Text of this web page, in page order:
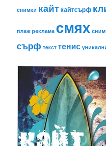
снимки кайт кайтсърф
плаж реклама смях
сърф текст тенис